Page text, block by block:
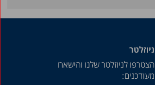
ניוזלטר
הצטרפו לניוזלטר שלנו והישארו
מעודכנים: